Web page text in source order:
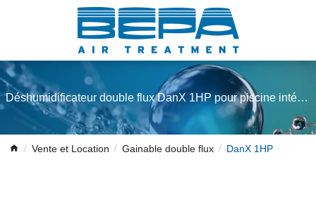
Déshumidificateur double flux DanX 1HP pour piscine intérieure
Vente et Location Gainable double flux DanX 1HP